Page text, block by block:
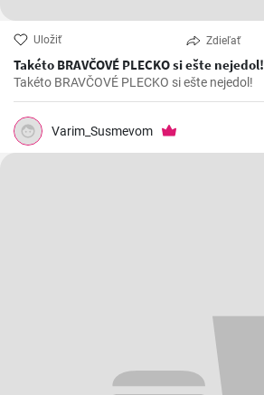
Uložiť Zdieľať
Takéto BRAVČOVÉ PLECKO si ešte nejedol!
Takéto BRAVČOVÉ PLECKO si ešte nejedol!
Varim_Susmevom